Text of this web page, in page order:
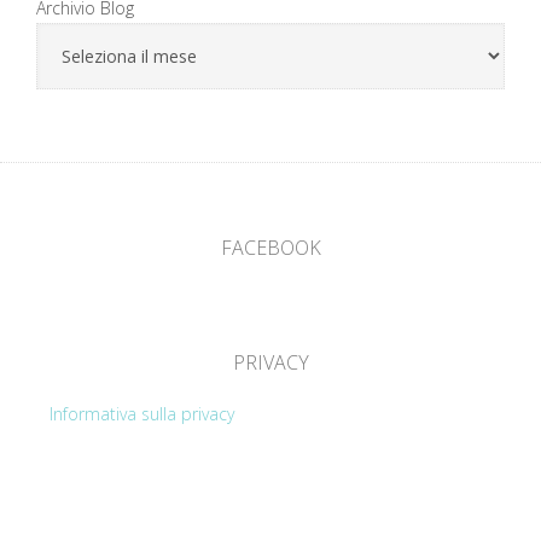
Archivio Blog
FACEBOOK
PRIVACY
Informativa sulla privacy